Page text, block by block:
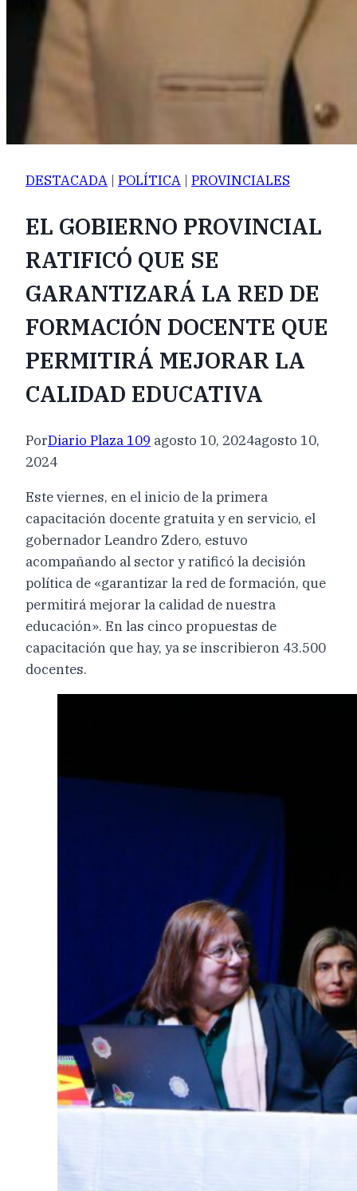
DESTACADA | POLÍTICA | PROVINCIALES
EL GOBIERNO PROVINCIAL
RATIFICÓ QUE SE
GARANTIZARÁ LA RED DE
FORMACIÓN DOCENTE QUE
PERMITIRÁ MEJORAR LA
CALIDAD EDUCATIVA
PorDiario Plaza 109 agosto 10, 2024agosto 10,
2024
Este viernes, en el inicio de la primera
capacitación docente gratuita y en servicio, el
gobernador Leandro Zdero, estuvo
acompañando al sector y ratificó la decisión
política de «garantizar la red de formación, que
permitirá mejorar la calidad de nuestra
educación». En las cinco propuestas de
capacitación que hay, ya se inscribieron 43.500
docentes.